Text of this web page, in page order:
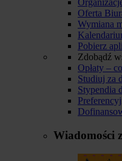
Oferta
Wymiana
Pobierz
Zdobądź
Opłaty –
Studiuj za
Stypendia
Wiadomości